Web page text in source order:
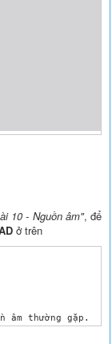
10 - Nguồn âm", để
ở trên
âm thường gặp.